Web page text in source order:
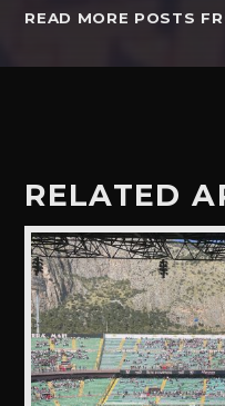
READ MORE POSTS
RELATED